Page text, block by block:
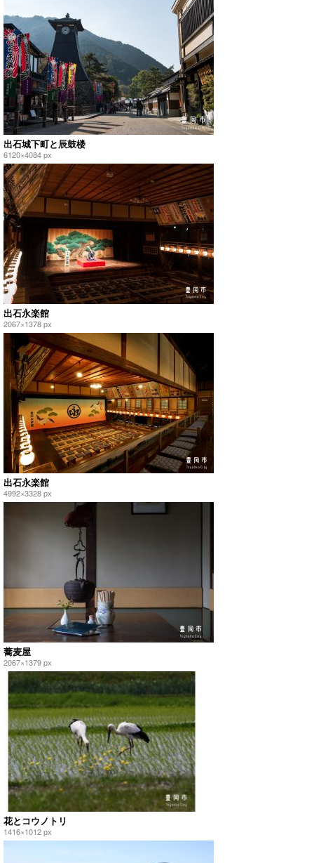
出石城下町と辰鼓楼
6120×4084 px
出石永楽館
2067×1378 px
出石永楽館
4992×3328 px
蕎麦屋
2067×1379 px
花とコウノトリ
1416×1012 px